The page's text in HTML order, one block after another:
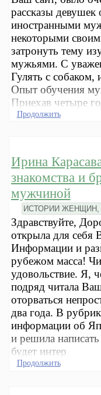
рассказы девушек
иностранными
некоторыми
затронуть тему
мужьями. С
Гулять с собаком,
Опыт обучения
Приехав четыре
Продолжить
Ирина
знакомства и
мужчиной
ИСТОРИИ
Здравствуйте,
открыла для себя
Информации и
рубежом масса!
удовольствие. Я,
подряд читала
оторваться
два года. В
информации об
и решила
будет интер
Продолжить